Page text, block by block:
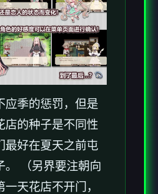
应季的惩罚，但是
店的种子是不同性
最好在夏天之前屯
。 （另界要注朝向
天花店不开门，